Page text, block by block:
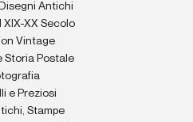
Antichi
XIX-XX Secolo
Vintage
Storia Postale
e Preziosi
Stampe